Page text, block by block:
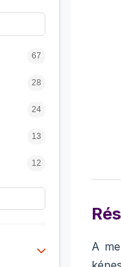
28
67
28
24
13
12
10
A